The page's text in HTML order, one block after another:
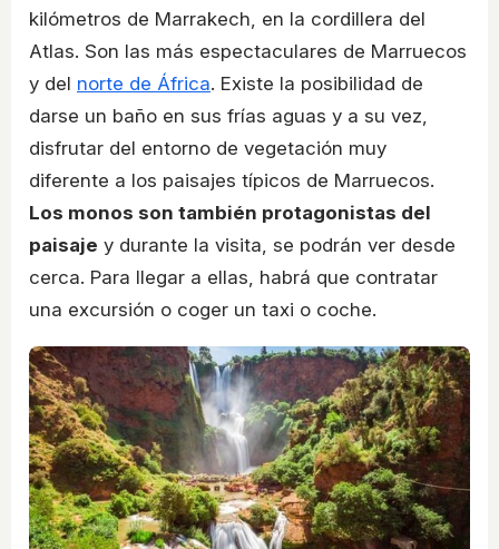
kilómetros de Marrakech, en la cordillera del
Atlas. Son las más espectaculares de Marruecos
y del norte de África. Existe la posibilidad de
darse un baño en sus frías aguas y a su vez,
disfrutar del entorno de vegetación muy
diferente a los paisajes típicos de Marruecos.
Los monos son también protagonistas del
paisaje y durante la visita, se podrán ver desde
cerca. Para llegar a ellas, habrá que contratar
una excursión o coger un taxi o coche.